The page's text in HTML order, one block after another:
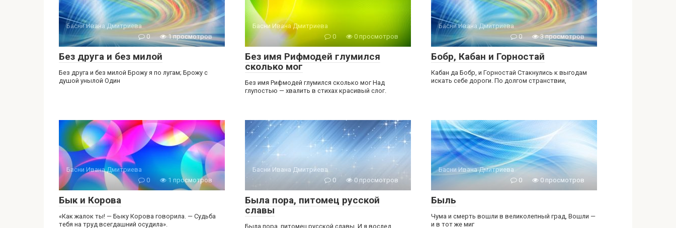
Басни Ивана Дмитриева
0
1 просмотров
Без друга и без милой
Без друга и без милой Брожу я по лугам; Брожу с
душой унылой Один
Басни Ивана Дмитриева
0
0 просмотров
Без имя Рифмодей глумился
сколько мог
Без имя Рифмодей глумился сколько мог Над
глупостью — хвалить в стихах красивый слог.
Басни Ивана Дмитриева
0
3 просмотров
Бобр, Кабан и Горностай
Кабан да Бобр, и Горностай Стакнулись к выгодам
искать себе дороги. По долгом странствии,
Басни Ивана Дмитриева
0
1 просмотров
Бык и Корова
«Как жалок ты! — Быку Корова говорила. — Судьба
тебя на труд всегдашний осудила».
Басни Ивана Дмитриева
0
0 просмотров
Была пора, питомец русской
славы
Была пора, питомец русской славы, И я вослед
Басни Ивана Дмитриева
0
0 просмотров
Быль
Чума и смерть вошли в великолепный град, Вошли —
и в тот же миг